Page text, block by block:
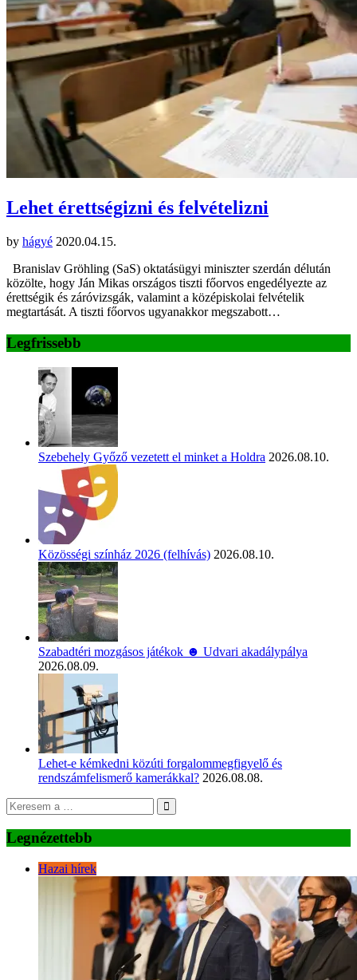
Lehet érettségizni és felvételizni
by hágyé 2020.04.15.
Branislav Gröhling (SaS) oktatásügyi miniszter szerdán délután
közölte, hogy Ján Mikas országos tiszti főorvos engedélyezte az
érettségik és záróvizsgák, valamint a középiskolai felvételik
megtartását. A tiszti főorvos ugyanakkor megszabott…
Legfrissebb
Szebehely Győző vezetett el minket a Holdra 2026.08.10.
Közösségi színház 2026 (felhívás) 2026.08.10.
Szabadtéri mozgásos játékok ☻ Udvari akadálypálya
2026.08.09.
Lehet-e kémkedni közúti forgalommegfigyelő és
rendszámfelismerő kamerákkal? 2026.08.08.
Legnézettebb
Hazai hírek